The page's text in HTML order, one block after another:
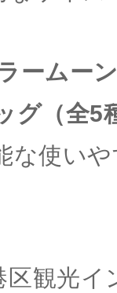
ームー
グ（全5
な使い
区観光